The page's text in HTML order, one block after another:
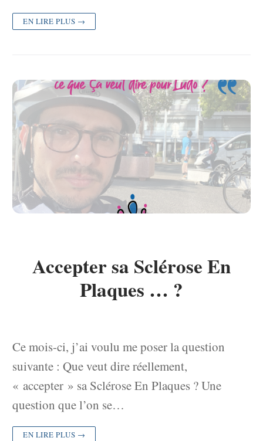
EN LIRE PLUS →
Accepter sa Sclérose En
Plaques … ?
Ce mois-ci, j’ai voulu me poser la question
suivante : Que veut dire réellement,
« accepter » sa Sclérose En Plaques ? Une
question que l’on se…
EN LIRE PLUS →